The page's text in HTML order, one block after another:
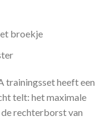
broekje
trainingsset heeft een
telt: het maximale
rechterborst van